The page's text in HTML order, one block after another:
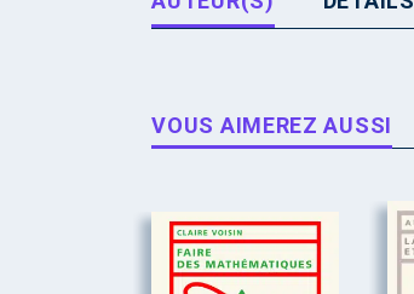
VOUS AIMEREZ AUSSI